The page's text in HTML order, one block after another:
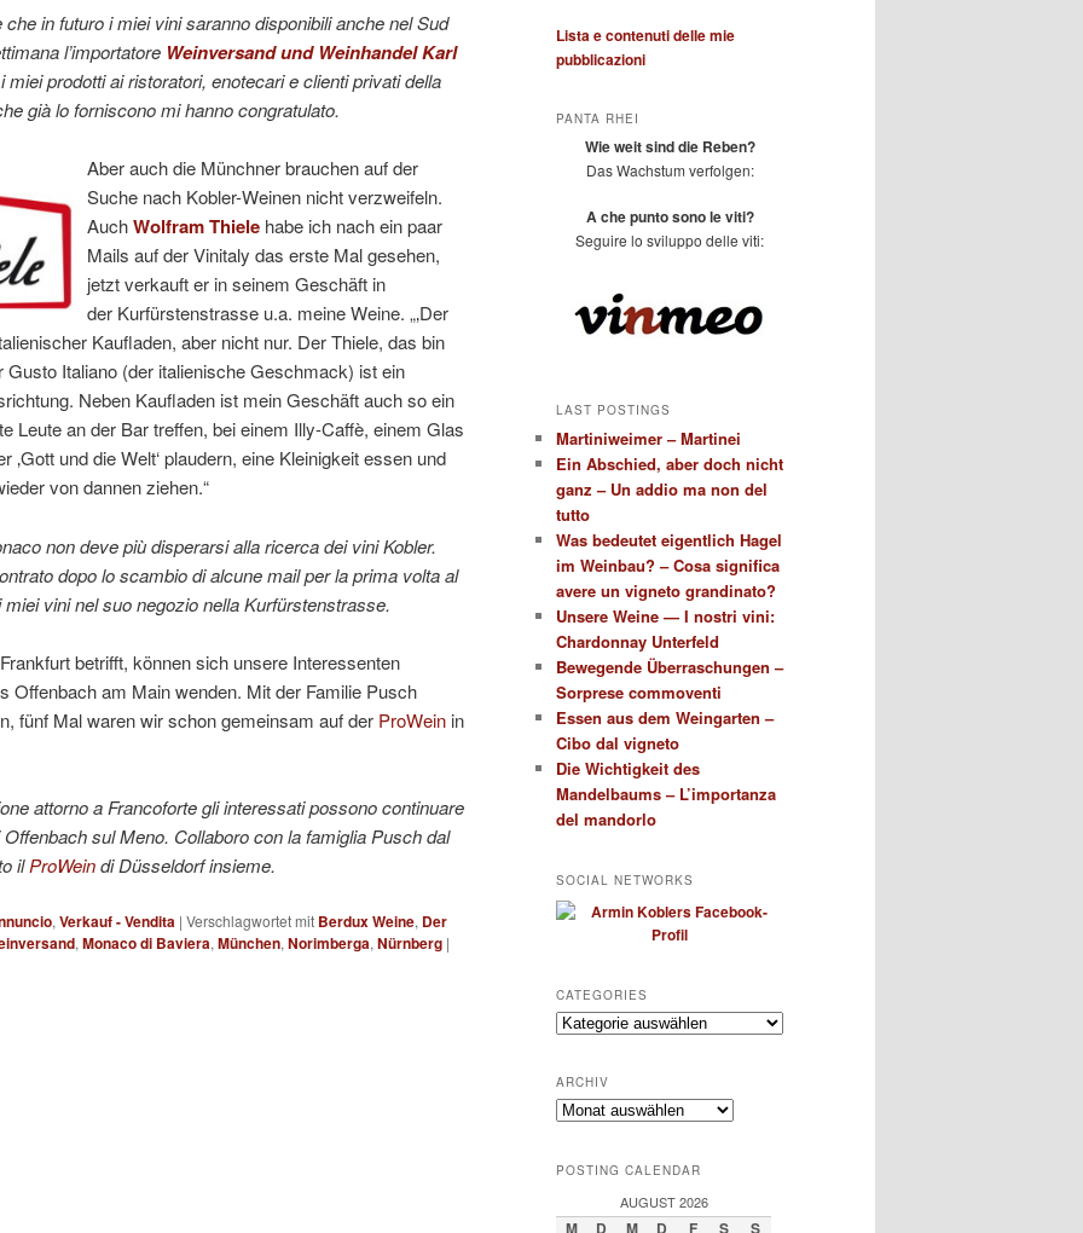
in futuro i miei vini saranno disponibili anche nel Sud
l’importatore Weinversand und Weinhandel Karl
prodotti ai ristoratori, enotecari e clienti privati della
già lo forniscono mi hanno congratulato.
Aber auch die Münchner brauchen auf der
Suche nach Kobler-Weinen nicht verzweifeln.
AuchWolfram Thiele habe ich nach ein paar
Mails auf der Vinitaly das erste Mal gesehen,
jetzt verkauft er in seinem Geschäft in
der Kurfürstenstrasse u.a. meine Weine. „‚Der
Kaufladen, aber nicht nur. Der Thiele, das bin
Italiano (der italienische Geschmack) ist ein
Neben Kaufladen ist mein Geschäft auch so ein
Leute an der Bar treffen, bei einem Illy-Caffè, einem Glas
‚Gott und die Welt‘ plaudern, eine Kleinigkeit essen und
von dannen ziehen.“
non deve più disperarsi alla ricerca dei vini Kobler.
dopo lo scambio di alcune mail per la prima volta al
vini nel suo negozio nella Kurfürstenstrasse.
betrifft, können sich unsere Interessenten
Offenbach am Main wenden. Mit der Familie Pusch
fünf Mal waren wir schon gemeinsam auf der ProWein in
attorno a Francoforte gli interessati possono continuare
sul Meno. Collaboro con la famiglia Pusch dal
ilProWeindi Düsseldorf insieme.
, Verkauf - Vendita | Verschlagwortet mit Berdux Weine, Der
, Monaco di Baviera, München, Norimberga, Nürnberg |
Lista e contenuti delle mie
pubblicazioni
PANTA RHEI
Wie weit sind die Reben?
Das Wachstum verfolgen:
A che punto sono le viti?
Seguire lo sviluppo delle viti:
LAST POSTINGS
Martiniweimer – Martinei
Ein Abschied, aber doch nicht
ganz – Un addio ma non del
tutto
Was bedeutet eigentlich Hagel
im Weinbau? – Cosa significa
avere un vigneto grandinato?
Unsere Weine — I nostri vini:
Chardonnay Unterfeld
Bewegende Überraschungen –
Sorprese commoventi
Essen aus dem Weingarten –
Cibo dal vigneto
Die Wichtigkeit des
Mandelbaums – L’importanza
del mandorlo
SOCIAL NETWORKS
CATEGORIES
Categories
ARCHIV
Archiv
POSTING CALENDAR
AUGUST 2026
M D M D F S S